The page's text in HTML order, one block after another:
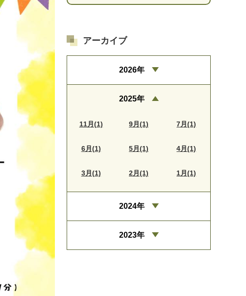
アーカイブ
2026年
2025年
11月(1) 9月(1) 7月(1)
6月(1) 5月(1) 4月(1)
3月(1) 2月(1) 1月(1)
2024年
2023年